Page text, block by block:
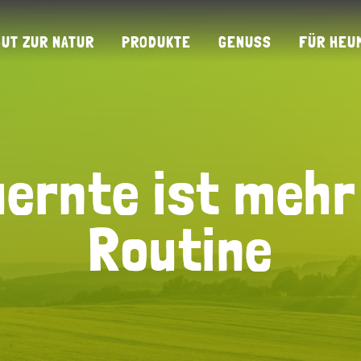
ZUR NATUR PRODUKTE GENUSS FÜR
ist
Routine
ist
Routine